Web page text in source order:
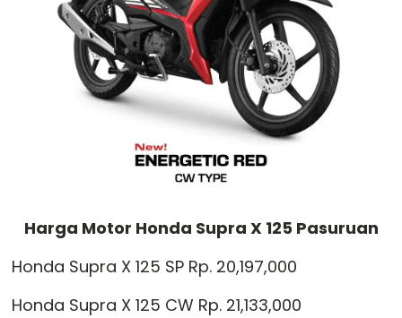
Harga Motor Honda Supra X 125 Pasuruan
Honda Supra X 125 SP Rp. 20,197,000
Honda Supra X 125 CW Rp. 21,133,000